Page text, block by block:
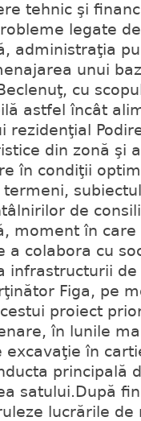
tehnic şi
legate
administraţia
unui
cu
astfel încât
rezidenţial
din zonă şi
în condiţii
de
moment în
a colabora cu
infrastructurii
Figa, pe
proiect
în lunile
în
principală
satului.După
lucrările